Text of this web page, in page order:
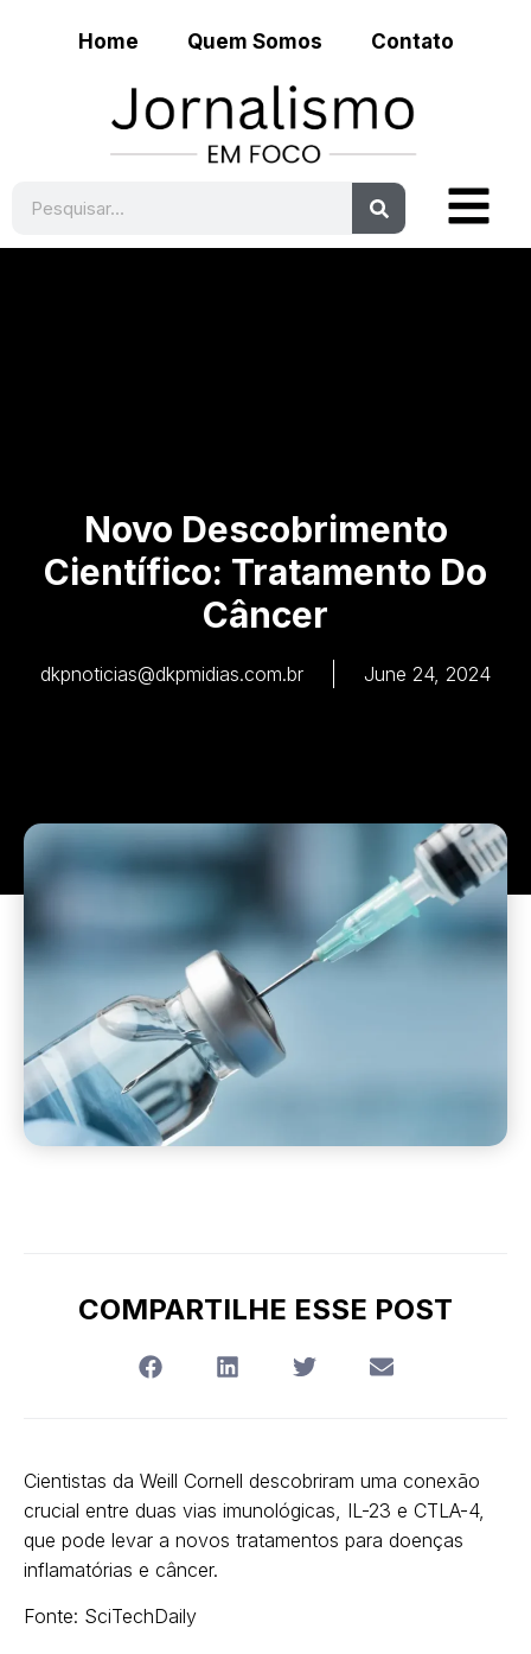
Home Quem Somos Contato
Novo Descobrimento
Científico: Tratamento Do
Câncer
dkpnoticias@dkpmidias.com.br June 24, 2024
COMPARTILHE ESSE POST
Cientistas da Weill Cornell descobriram uma conexão
crucial entre duas vias imunológicas, IL-23 e CTLA-4,
que pode levar a novos tratamentos para doenças
inflamatórias e câncer.
Fonte: SciTechDaily